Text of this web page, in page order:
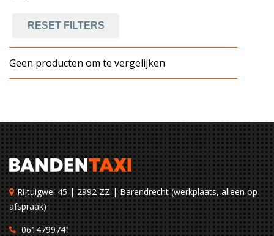
RESET FILTERS
Geen producten om te vergelijken
Rijtuigwei 45 | 2992 ZZ | Barendrecht (werkplaats, alleen op
afspraak)
0614799741